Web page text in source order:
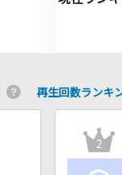
再生回数ランキ
2